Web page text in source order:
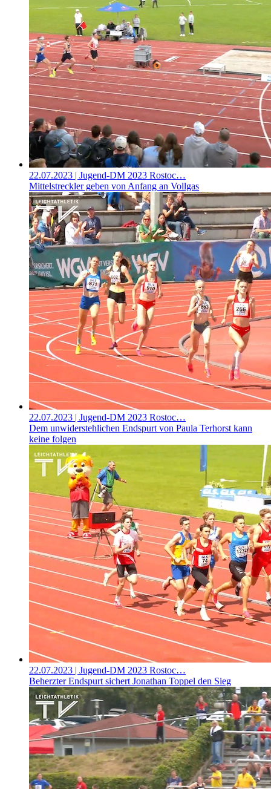
22.07.2023 | Jugend-DM 2023 Rostoc…
Mittelstreckler geben von Anfang an Vollgas
22.07.2023 | Jugend-DM 2023 Rostoc…
Dem unwiderstehlichen Endspurt von Paula Terhorst kann
keine folgen
22.07.2023 | Jugend-DM 2023 Rostoc…
Beherzter Endspurt sichert Jonathan Toppel den Sieg